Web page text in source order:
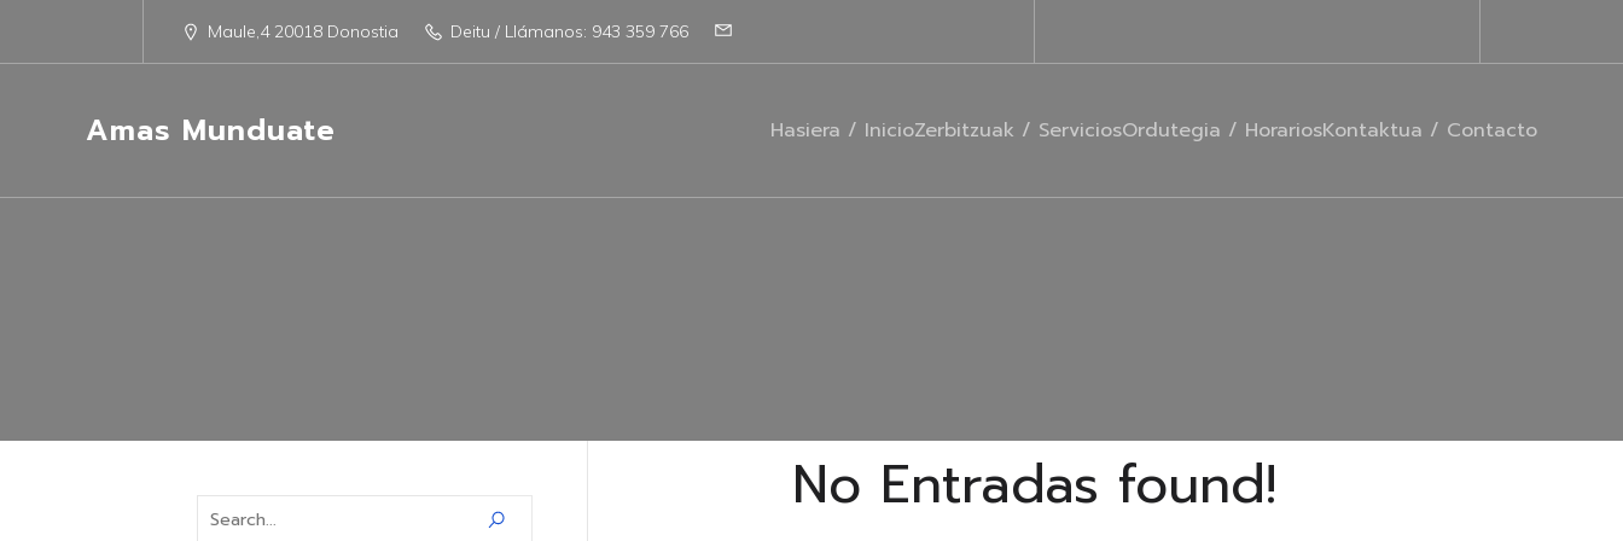
Maule,4 20018 Donostia Deitu / Llámanos: 943 359 766
Amas Munduate Hasiera / InicioZerbitzuak / ServiciosOrdutegia / HorariosKontaktua / Contacto
No Entradas found!